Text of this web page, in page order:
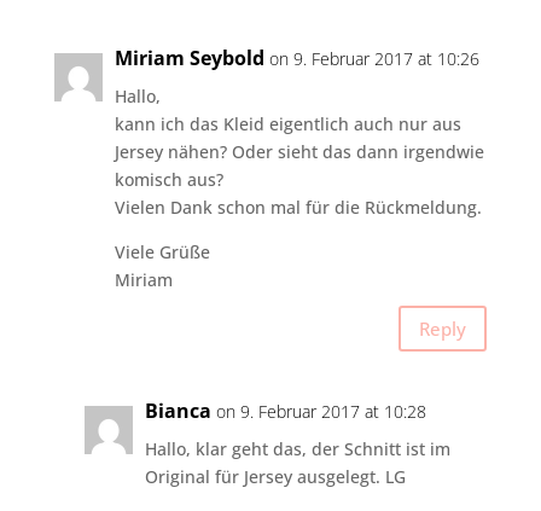
Miriam Seybold on 9. Februar 2017 at 10:26
Hallo,
kann ich das Kleid eigentlich auch nur aus
Jersey nähen? Oder sieht das dann irgendwie
komisch aus?
Vielen Dank schon mal für die Rückmeldung.
Viele Grüße
Miriam
Reply
Bianca on 9. Februar 2017 at 10:28
Hallo, klar geht das, der Schnitt ist im
Original für Jersey ausgelegt. LG